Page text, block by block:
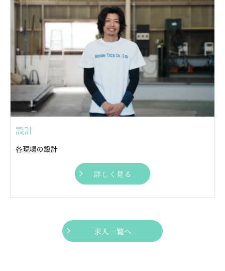
設計
各現場の設計
詳しく見る
求人一覧へ